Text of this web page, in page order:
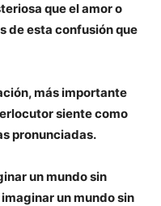
que el amor o
de esta confusión que
más importante
siente como
pronunciadas.
un mundo sin
un mundo sin